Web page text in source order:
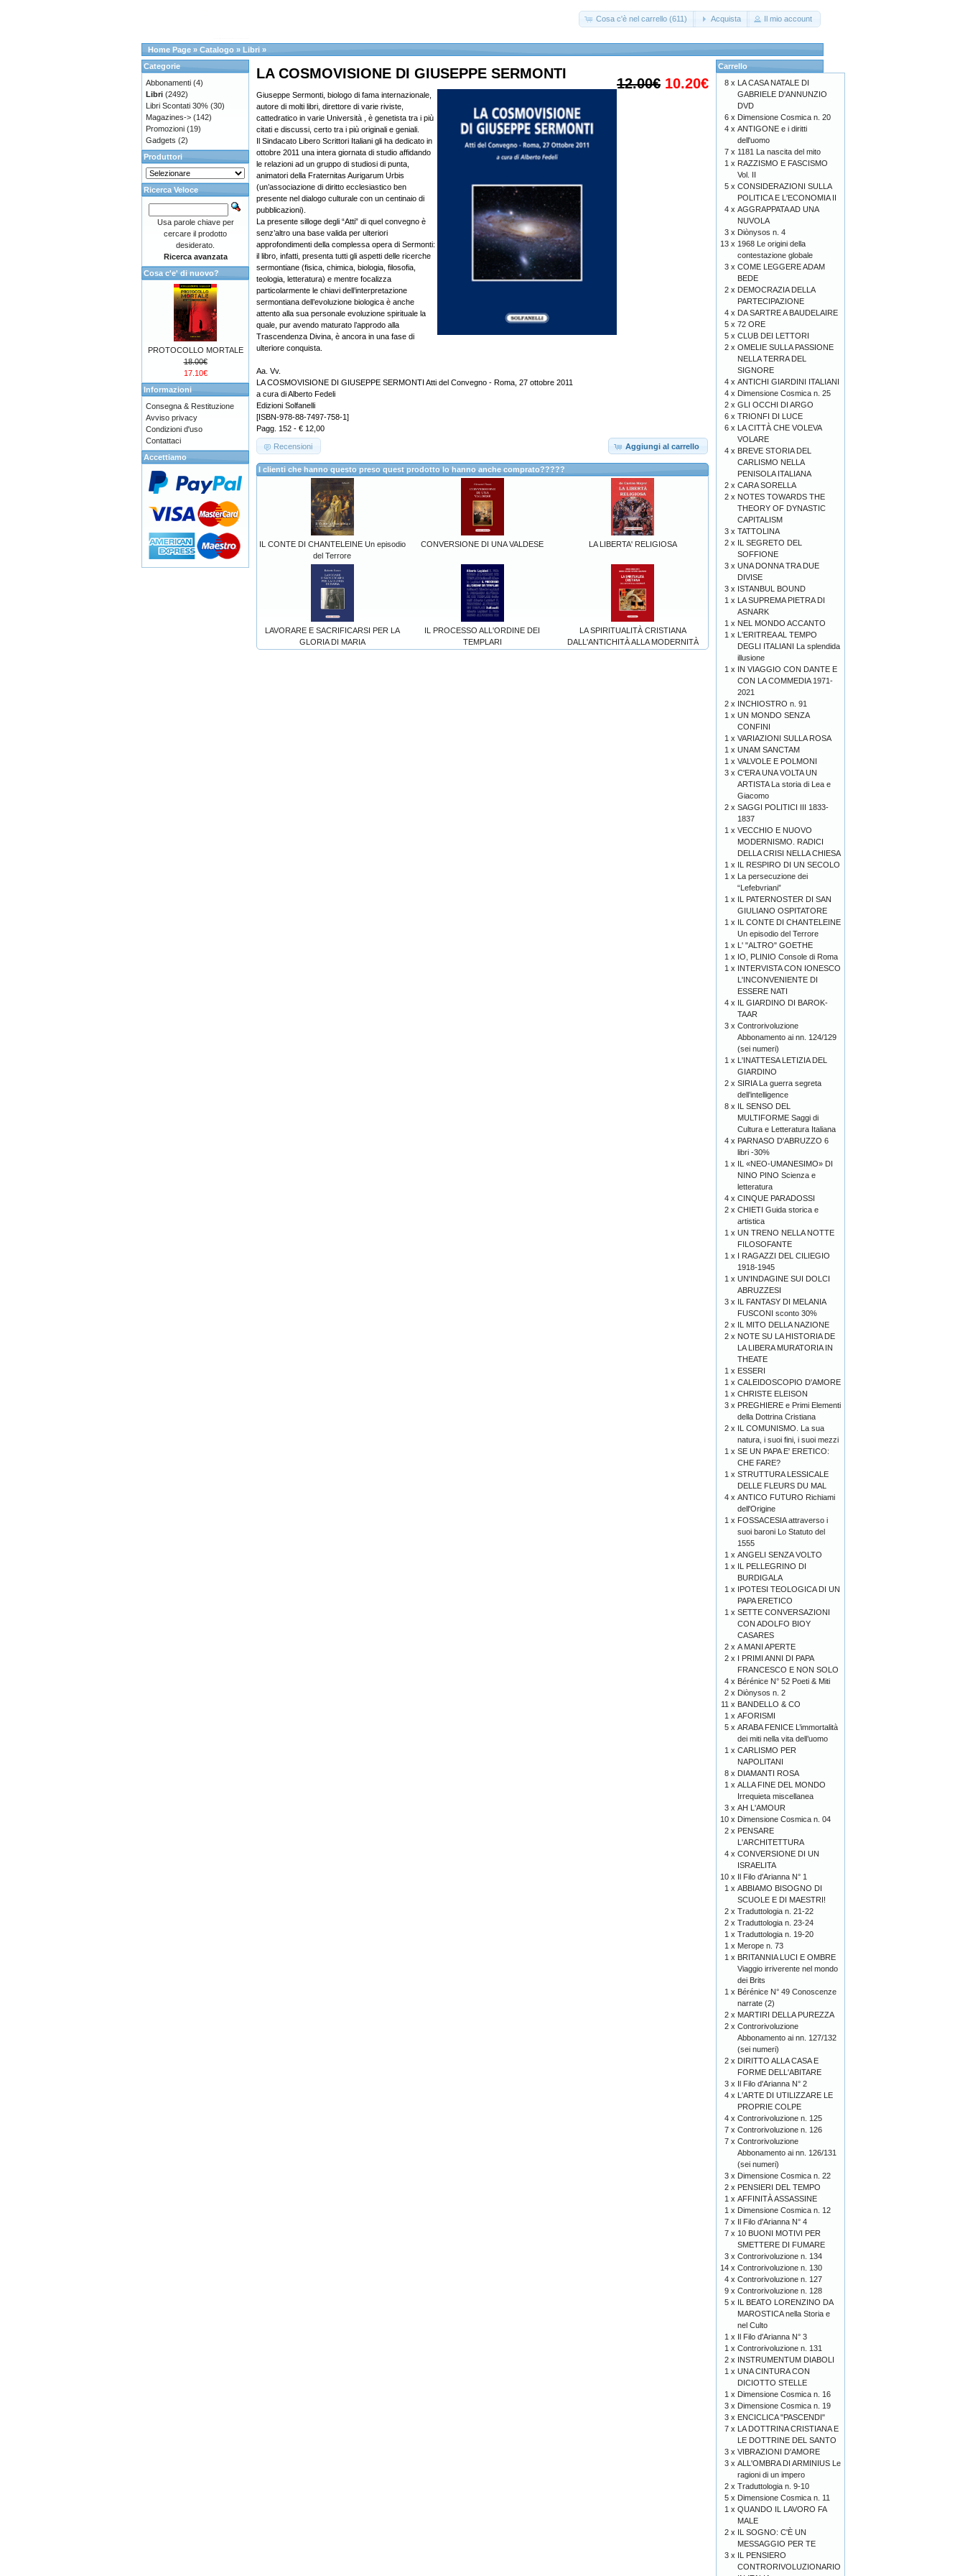
Cosa c'è nel carrello (611) Acquista Il mio account
Home Page » Catalogo » Libri »
12.00€ 10.20€
LA COSMOVISIONE DI GIUSEPPE SERMONTI
Giuseppe Sermonti, biologo di fama internazionale,
autore di molti libri, direttore di varie riviste,
cattedratico in varie Università , è genetista tra i più
citati e discussi, certo tra i più originali e geniali.
Il Sindacato Libero Scrittori Italiani gli ha dedicato in
ottobre 2011 una intera giornata di studio affidando
le relazioni ad un gruppo di studiosi di punta,
animatori della Fraternitas Aurigarum Urbis
(un’associazione di diritto ecclesiastico ben
presente nel dialogo culturale con un centinaio di
pubblicazioni).
La presente silloge degli “Atti” di quel convegno è
senz’altro una base valida per ulteriori
approfondimenti della complessa opera di Sermonti:
il libro, infatti, presenta tutti gli aspetti delle ricerche
sermontiane (fisica, chimica, biologia, filosofia,
teologia, letteratura) e mentre focalizza
particolarmente le chiavi dell’interpretazione
sermontiana dell’evoluzione biologica è anche
attento alla sua personale evoluzione spirituale la
quale, pur avendo maturato l’approdo alla
Trascendenza Divina, è ancora in una fase di
ulteriore conquista.
Aa. Vv.
LA COSMOVISIONE DI GIUSEPPE SERMONTI Atti del Convegno - Roma, 27 ottobre 2011
a cura di Alberto Fedeli
Edizioni Solfanelli
[ISBN-978-88-7497-758-1]
Pagg. 152 - € 12,00
Aggiungi al carrello
Recensioni
I clienti che hanno questo preso quest prodotto lo hanno anche comprato?????
IL CONTE DI CHANTELEINE Un episodio
del Terrore
CONVERSIONE DI UNA VALDESE LA LIBERTA' RELIGIOSA
LAVORARE E SACRIFICARSI PER LA
GLORIA DI MARIA
IL PROCESSO ALL'ORDINE DEI
TEMPLARI
LA SPIRITUALITÀ CRISTIANA
DALL'ANTICHITÀ ALLA MODERNITÀ
Categorie
Abbonamenti (4)
Libri (2492)
Libri Scontati 30% (30)
Magazines-> (142)
Promozioni (19)
Gadgets (2)
Produttori
Ricerca Veloce
Usa parole chiave per
cercare il prodotto
desiderato.
Ricerca avanzata
Cosa c'e' di nuovo?
PROTOCOLLO MORTALE
18.00€
17.10€
Informazioni
Consegna & Restituzione
Avviso privacy
Condizioni d'uso
Contattaci
Accettiamo
Carrello
8 x LA CASA NATALE DI
GABRIELE D'ANNUNZIO
DVD
6 x Dimensione Cosmica n. 20
4 x ANTIGONE e i diritti
dell'uomo
7 x 1181 La nascita del mito
1 x RAZZISMO E FASCISMO
Vol. II
5 x CONSIDERAZIONI SULLA
POLITICA E L'ECONOMIA II
4 x AGGRAPPATA AD UNA
NUVOLA
3 x Diònysos n. 4
13 x 1968 Le origini della
contestazione globale
3 x COME LEGGERE ADAM
BEDE
2 x DEMOCRAZIA DELLA
PARTECIPAZIONE
4 x DA SARTRE A BAUDELAIRE
5 x 72 ORE
5 x CLUB DEI LETTORI
2 x OMELIE SULLA PASSIONE
NELLA TERRA DEL
SIGNORE
4 x ANTICHI GIARDINI ITALIANI
4 x Dimensione Cosmica n. 25
2 x GLI OCCHI DI ARGO
6 x TRIONFI DI LUCE
6 x LA CITTÀ CHE VOLEVA
VOLARE
4 x BREVE STORIA DEL
CARLISMO NELLA
PENISOLA ITALIANA
2 x CARA SORELLA
2 x NOTES TOWARDS THE
THEORY OF DYNASTIC
CAPITALISM
3 x TATTOLINA
2 x IL SEGRETO DEL
SOFFIONE
3 x UNA DONNA TRA DUE
DIVISE
3 x ISTANBUL BOUND
1 x LA SUPREMA PIETRA DI
ASNARK
1 x NEL MONDO ACCANTO
1 x L'ERITREA AL TEMPO
DEGLI ITALIANI La splendida
illusione
1 x IN VIAGGIO CON DANTE E
CON LA COMMEDIA 1971-
2021
2 x INCHIOSTRO n. 91
1 x UN MONDO SENZA
CONFINI
1 x VARIAZIONI SULLA ROSA
1 x UNAM SANCTAM
1 x VALVOLE E POLMONI
3 x C'ERA UNA VOLTA UN
ARTISTA La storia di Lea e
Giacomo
2 x SAGGI POLITICI III 1833-
1837
1 x VECCHIO E NUOVO
MODERNISMO. RADICI
DELLA CRISI NELLA CHIESA
1 x IL RESPIRO DI UN SECOLO
1 x La persecuzione dei
“Lefebvriani”
1 x IL PATERNOSTER DI SAN
GIULIANO OSPITATORE
1 x IL CONTE DI CHANTELEINE
Un episodio del Terrore
1 x L' "ALTRO" GOETHE
1 x IO, PLINIO Console di Roma
1 x INTERVISTA CON IONESCO
L'INCONVENIENTE DI
ESSERE NATI
4 x IL GIARDINO DI BAROK-
TAAR
3 x Controrivoluzione
Abbonamento ai nn. 124/129
(sei numeri)
1 x L'INATTESA LETIZIA DEL
GIARDINO
2 x SIRIA La guerra segreta
dell’intelligence
8 x IL SENSO DEL
MULTIFORME Saggi di
Cultura e Letteratura Italiana
4 x PARNASO D'ABRUZZO 6
libri -30%
1 x IL «NEO-UMANESIMO» DI
NINO PINO Scienza e
letteratura
4 x CINQUE PARADOSSI
2 x CHIETI Guida storica e
artistica
1 x UN TRENO NELLA NOTTE
FILOSOFANTE
1 x I RAGAZZI DEL CILIEGIO
1918-1945
1 x UN'INDAGINE SUI DOLCI
ABRUZZESI
3 x IL FANTASY DI MELANIA
FUSCONI sconto 30%
2 x IL MITO DELLA NAZIONE
2 x NOTE SU LA HISTORIA DE
LA LIBERA MURATORIA IN
THEATE
1 x ESSERI
1 x CALEIDOSCOPIO D'AMORE
1 x CHRISTE ELEISON
3 x PREGHIERE e Primi Elementi
della Dottrina Cristiana
2 x IL COMUNISMO. La sua
natura, i suoi fini, i suoi mezzi
1 x SE UN PAPA E' ERETICO:
CHE FARE?
1 x STRUTTURA LESSICALE
DELLE FLEURS DU MAL
4 x ANTICO FUTURO Richiami
dell'Origine
1 x FOSSACESIA attraverso i
suoi baroni Lo Statuto del
1555
1 x ANGELI SENZA VOLTO
1 x IL PELLEGRINO DI
BURDIGALA
1 x IPOTESI TEOLOGICA DI UN
PAPA ERETICO
1 x SETTE CONVERSAZIONI
CON ADOLFO BIOY
CASARES
2 x A MANI APERTE
2 x I PRIMI ANNI DI PAPA
FRANCESCO E NON SOLO
4 x Bérénice N° 52 Poeti & Miti
2 x Diònysos n. 2
11 x BANDELLO & CO
1 x AFORISMI
5 x ARABA FENICE L’immortalità
dei miti nella vita dell’uomo
1 x CARLISMO PER
NAPOLITANI
8 x DIAMANTI ROSA
1 x ALLA FINE DEL MONDO
Irrequieta miscellanea
3 x AH L'AMOUR
10 x Dimensione Cosmica n. 04
2 x PENSARE
L'ARCHITETTURA
4 x CONVERSIONE DI UN
ISRAELITA
10 x Il Filo d'Arianna N° 1
1 x ABBIAMO BISOGNO DI
SCUOLE E DI MAESTRI!
2 x Traduttologia n. 21-22
2 x Traduttologia n. 23-24
1 x Traduttologia n. 19-20
1 x Merope n. 73
1 x BRITANNIA LUCI E OMBRE
Viaggio irriverente nel mondo
dei Brits
1 x Bérénice N° 49 Conoscenze
narrate (2)
2 x MARTIRI DELLA PUREZZA
2 x Controrivoluzione
Abbonamento ai nn. 127/132
(sei numeri)
2 x DIRITTO ALLA CASA E
FORME DELL'ABITARE
3 x Il Filo d'Arianna N° 2
4 x L'ARTE DI UTILIZZARE LE
PROPRIE COLPE
4 x Controrivoluzione n. 125
7 x Controrivoluzione n. 126
7 x Controrivoluzione
Abbonamento ai nn. 126/131
(sei numeri)
3 x Dimensione Cosmica n. 22
2 x PENSIERI DEL TEMPO
1 x AFFINITÀ ASSASSINE
1 x Dimensione Cosmica n. 12
7 x Il Filo d'Arianna N° 4
7 x 10 BUONI MOTIVI PER
SMETTERE DI FUMARE
3 x Controrivoluzione n. 134
14 x Controrivoluzione n. 130
4 x Controrivoluzione n. 127
9 x Controrivoluzione n. 128
5 x IL BEATO LORENZINO DA
MAROSTICA nella Storia e
nel Culto
1 x Il Filo d'Arianna N° 3
1 x Controrivoluzione n. 131
2 x INSTRUMENTUM DIABOLI
1 x UNA CINTURA CON
DICIOTTO STELLE
1 x Dimensione Cosmica n. 16
3 x Dimensione Cosmica n. 19
3 x ENCICLICA "PASCENDI"
7 x LA DOTTRINA CRISTIANA E
LE DOTTRINE DEL SANTO
3 x VIBRAZIONI D'AMORE
3 x ALL'OMBRA DI ARMINIUS Le
ragioni di un impero
2 x Traduttologia n. 9-10
5 x Dimensione Cosmica n. 11
1 x QUANDO IL LAVORO FA
MALE
2 x IL SOGNO: C'È UN
MESSAGGIO PER TE
3 x IL PENSIERO
CONTRORIVOLUZIONARIO